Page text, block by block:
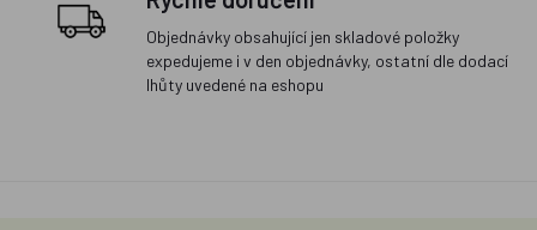
Objednávky obsahující jen skladové položky
expedujeme i v den objednávky, ostatní dle dodací
lhůty uvedené na eshopu